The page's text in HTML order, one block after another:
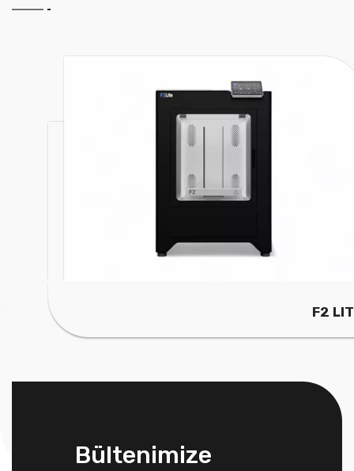
F2 LITE
Bültenimize